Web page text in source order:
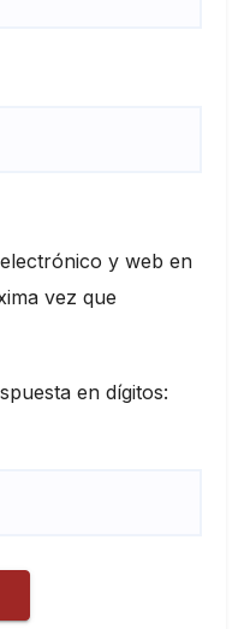
y web en
vez que
en dígitos: